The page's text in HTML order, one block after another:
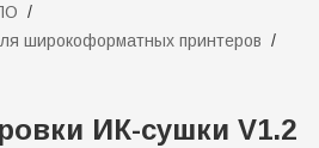
широкоформатных принтеров
ИК-сушки V1.2